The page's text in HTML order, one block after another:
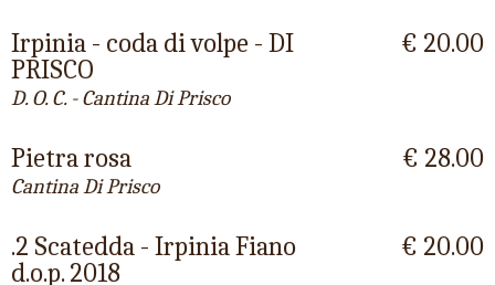
Irpinia - coda di volpe - DI
PRISCO
D. O. C. - Cantina Di Prisco
€ 20.00
Pietra rosa
Cantina Di Prisco
€ 28.00
.2 Scatedda - Irpinia Fiano
d.o.p. 2018
€ 20.00